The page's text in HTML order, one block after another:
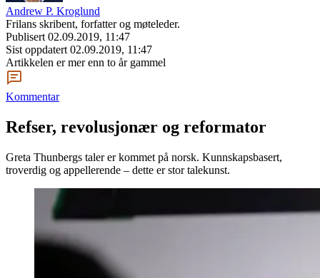
Andrew P. Kroglund
Frilans skribent, forfatter og møteleder.
Publisert 02.09.2019, 11:47
Sist oppdatert 02.09.2019, 11:47
Artikkelen er mer enn to år gammel
Kommentar
Refser, revolusjonær og reformator
Greta Thunbergs taler er kommet på norsk. Kunnskapsbasert,
troverdig og appellerende – dette er stor talekunst.